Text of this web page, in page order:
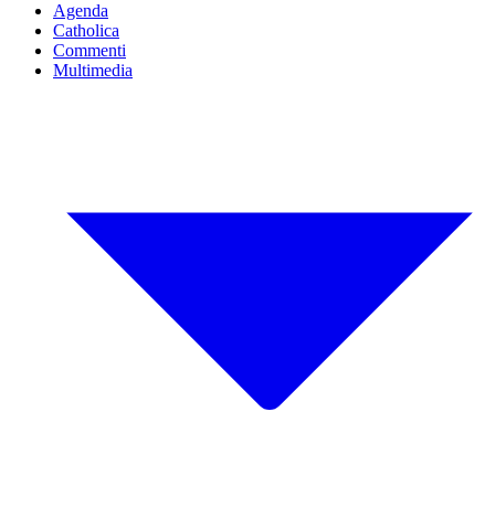
Agenda
Catholica
Commenti
Multimedia